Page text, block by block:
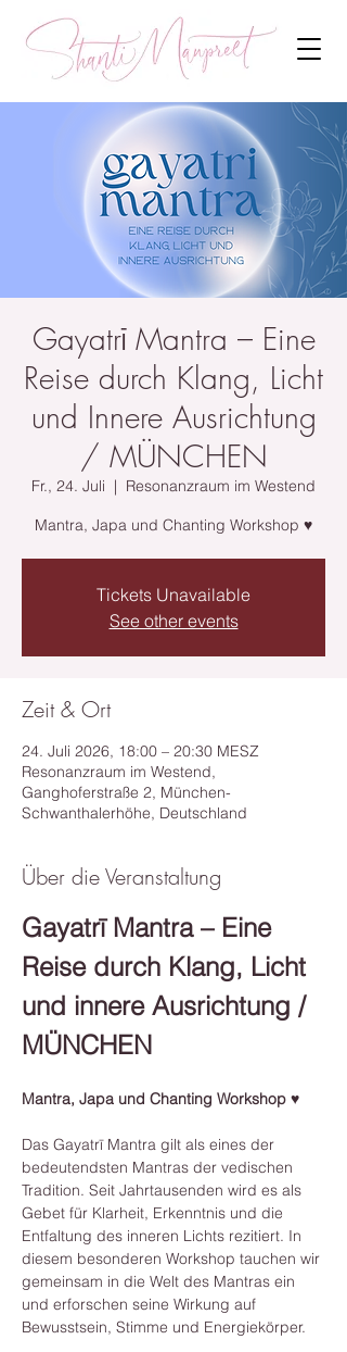
Gayatrī Mantra – Eine
Reise durch Klang, Licht
und Innere Ausrichtung
/ MÜNCHEN
Fr., 24. Juli
  |
Resonanzraum im Westend
Mantra, Japa und Chanting Workshop ♥
Tickets Unavailable
See other events
Zeit & Ort
24. Juli 2026, 18:00 – 20:30 MESZ
Resonanzraum im Westend,
Ganghoferstraße 2, München-
Schwanthalerhöhe, Deutschland
Über die Veranstaltung
Gayatrī Mantra – Eine
Reise durch Klang, Licht
und innere Ausrichtung /
MÜNCHEN
Mantra, Japa und Chanting Workshop ♥
Das Gayatrī Mantra gilt als eines der
bedeutendsten Mantras der vedischen
Tradition. Seit Jahrtausenden wird es als
Gebet für Klarheit, Erkenntnis und die
Entfaltung des inneren Lichts rezitiert. In
diesem besonderen Workshop tauchen wir
gemeinsam in die Welt des Mantras ein
und erforschen seine Wirkung auf
Bewusstsein, Stimme und Energiekörper.